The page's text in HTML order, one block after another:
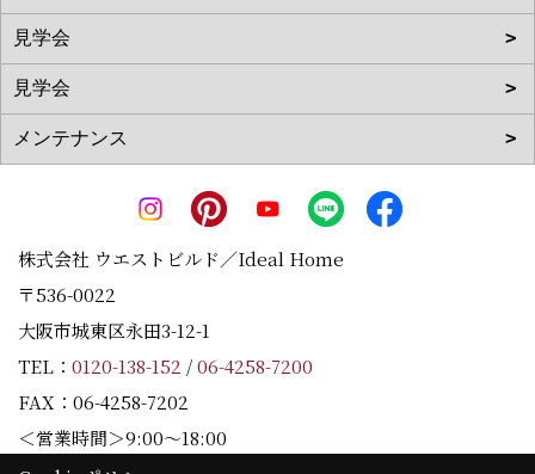
株式会社 ウエストビルド／Ideal Home
〒536-0022
大阪市城東区永田3-12-1
TEL： 0120-138-152 /06-4258-7200
FAX：06-4258-7202
＜営業時間＞9:00～18:00